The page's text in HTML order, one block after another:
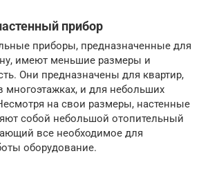
прибор
приборы, предназначенные для
имеют меньшие размеры и
Они предназначены для квартир,
многоэтажках, и для небольших
на свои размеры, настенные
собой небольшой отопительный
все необходимое для
оборудование.